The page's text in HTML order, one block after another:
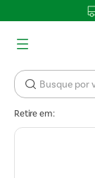
Retire em: